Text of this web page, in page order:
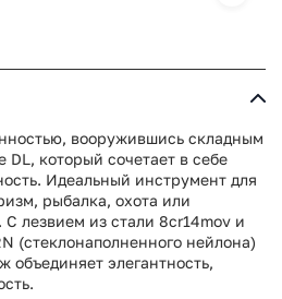
вооружившись складным
который сочетает в себе
Идеальный инструмент для
рыбалка, охота или
лезвием из стали 8cr14mov и
(стеклонаполненного нейлона)
объединяет элегантность,